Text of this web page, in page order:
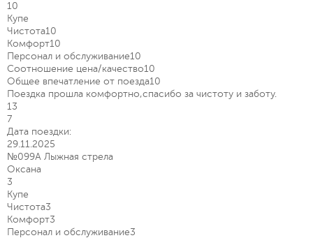
10
Купе
Чистота10
Комфорт10
Персонал и обслуживание10
Соотношение цена/качество10
Общее впечатление от поезда10
Поездка прошла комфортно,спасибо за чистоту и заботу.
13
7
Дата поездки:
29.11.2025
№099А Лыжная стрела
Оксана
3
Купе
Чистота3
Комфорт3
Персонал и обслуживание3